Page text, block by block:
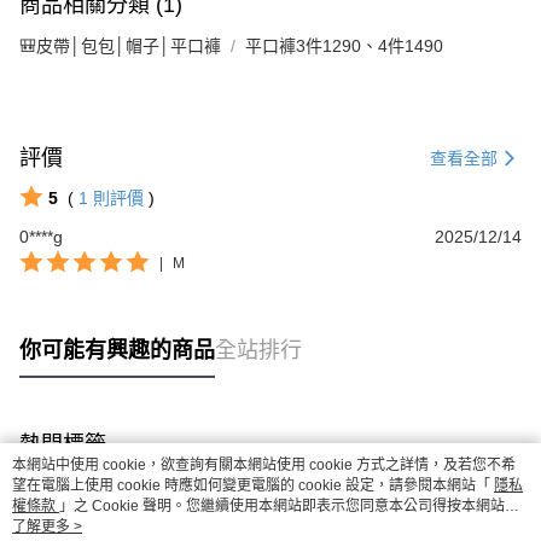
🎒皮帶│包包│帽子│平口褲 平口褲3件1290、4件1490
評價 查看全部
5 ( 1 則評價 )
0****g
2025/12/14
| M
你可能有興趣的商品全站排行
熱門標籤
本網站中使用 cookie，欲查詢有關本網站使用 cookie 方式之詳情，及若您不希
望在電腦上使用 cookie 時應如何變更電腦的 cookie 設定，請參閱本網站「 隱私
權條款 」之 Cookie 聲明。您繼續使用本網站即表示您同意本公司得按本網站使
用條款之 Cookie 聲明使用 cookie。
了解更多 >